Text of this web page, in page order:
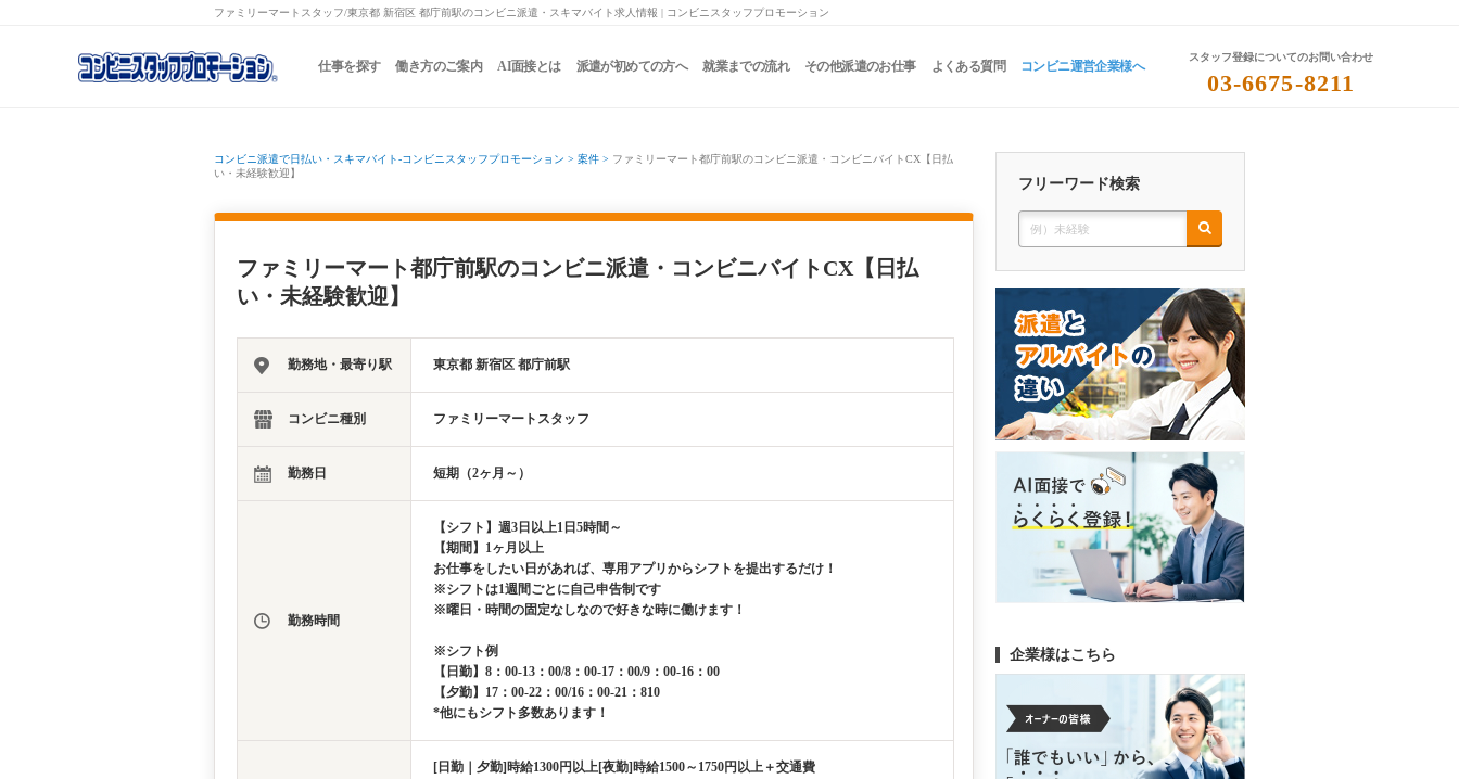
ファミリーマートスタッフ/東京都 新宿区 都庁前駅のコンビニ派遣・スキマバイト求人情報 | コンビニスタッフプロモーション
仕事を探す 働き方のご案内 AI面接とは 派遣が初めての方へ 就業までの流れ その他派遣のお仕事 よくある質問 コンビニ運営企業様へ
スタッフ登録についてのお問い合わせ
03-6675-8211
コンビニ派遣で日払い・スキマバイト-コンビニスタッフプロモーション > 案件 > ファミリーマート都庁前駅のコンビニ派遣・コンビニバイトCX【日払
い・未経験歓迎】
ファミリーマート都庁前駅のコンビニ派遣・コンビニバイトCX【日払
い・未経験歓迎】
勤務地・最寄り駅 東京都 新宿区 都庁前駅
コンビニ種別 ファミリーマートスタッフ
勤務日 短期（2ヶ月～）
勤務時間
【シフト】週3日以上1日5時間～
【期間】1ヶ月以上
お仕事をしたい日があれば、専用アプリからシフトを提出するだけ！
※シフトは1週間ごとに自己申告制です
※曜日・時間の固定なしなので好きな時に働けます！
※シフト例
【日勤】8：00-13：00/8：00-17：00/9：00-16：00
【夕勤】17：00-22：00/16：00-21：810
*他にもシフト多数あります！
[日勤｜夕勤]時給1300円以上[夜勤]時給1500～1750円以上＋交通費
フリーワード検索
企業様はこちら